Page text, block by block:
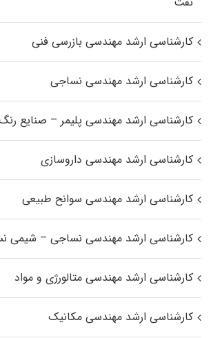
کارشناسی ارشد مهندسی بازرسی فنی
کارشناسی ارشد مهندسی نساجی
کارشناسی ارشد مهندسی پلیمر – صنایع
کارشناسی ارشد مهندسی داروسازی
کارشناسی ارشد مهندسی سوانح طبیعی
کارشناسی ارشد مهندسی نساجی – شیمی
کارشناسی ارشد مهندسی متالورژی و مواد
کارشناسی ارشد مهندسی مکانیک